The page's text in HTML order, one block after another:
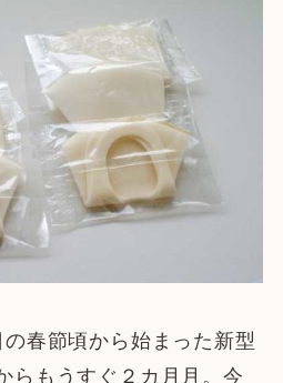
春節頃から始まった新型
らもうすぐ２カ月月。今